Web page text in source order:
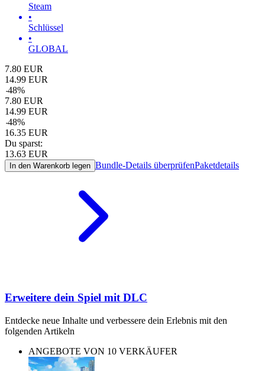
Steam
•
Schlüssel
•
GLOBAL
7.80 EUR
14.99 EUR
-48%
7.80 EUR
14.99 EUR
-48%
16.35 EUR
Du sparst:
13.63 EUR
In den Warenkorb legen Bundle-Details überprüfenPaketdetails
Erweitere dein Spiel mit DLC
Entdecke neue Inhalte und verbessere dein Erlebnis mit den
folgenden Artikeln
ANGEBOTE VON 10 VERKÄUFER